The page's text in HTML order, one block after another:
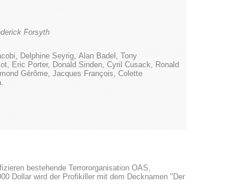
Forsyth
Delphine Seyrig, Alan Badel, Tony
Eric Porter, Donald Sinden, Cyril Cusack, Ronald
Gérôme, Jacques François, Colette
bestehende Terrororganisation OAS,
Dollar wird der Profikiller mit dem Decknamen "Der